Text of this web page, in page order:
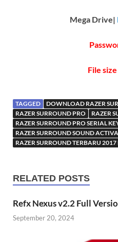
Mega Drive|
File
TAGGED
DOWNLOAD RAZER
RAZER SURROUND PRO
RAZER
RAZER SURROUND PRO SERIAL
RAZER SURROUND SOUND
RAZER SURROUND TERBARU
RELATED POSTS
Refx Nexus v2.2 Full
September 20, 2024